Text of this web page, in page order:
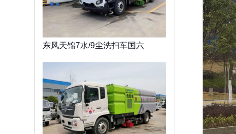
东风天锦7水/9尘洗扫车国六